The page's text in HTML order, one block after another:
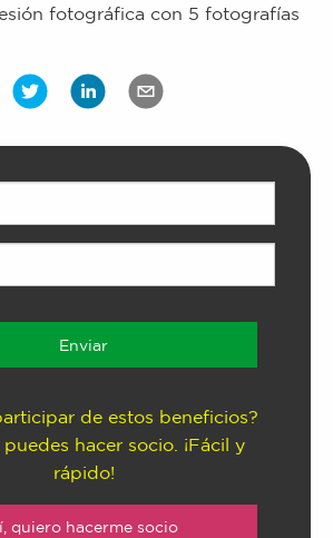
fotográfica con 5 fotografías
de estos beneficios?
hacer socio. ¡Fácil y
rápido!
quiero hacerme socio